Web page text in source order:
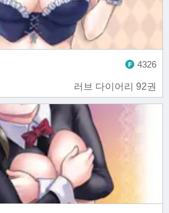
러브 다이어리 92권
4326